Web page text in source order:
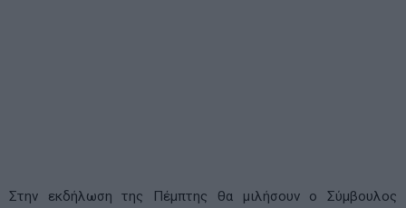
Στην εκδήλωση της Πέμπτης θα μιλήσουν ο Σύμβουλος